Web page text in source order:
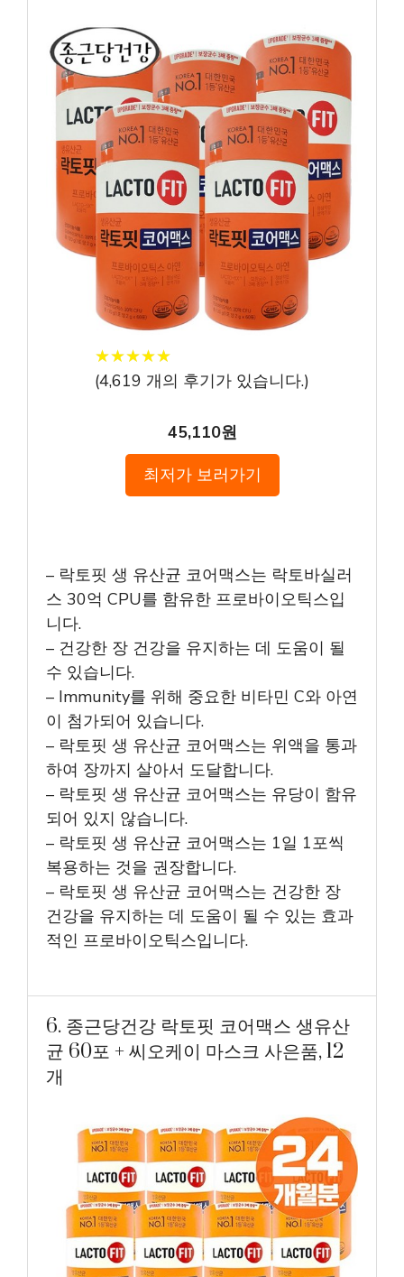
★★★★★
★★★★★
(4,619 개의 후기가 있습니다.)
45,110원
최저가 보러가기
– 락토핏 생 유산균 코어맥스는 락토바실러
스 30억 CPU를 함유한 프로바이오틱스입
니다.
– 건강한 장 건강을 유지하는 데 도움이 될
수 있습니다.
– Immunity를 위해 중요한 비타민 C와 아연
이 첨가되어 있습니다.
– 락토핏 생 유산균 코어맥스는 위액을 통과
하여 장까지 살아서 도달합니다.
– 락토핏 생 유산균 코어맥스는 유당이 함유
되어 있지 않습니다.
– 락토핏 생 유산균 코어맥스는 1일 1포씩
복용하는 것을 권장합니다.
– 락토핏 생 유산균 코어맥스는 건강한 장
건강을 유지하는 데 도움이 될 수 있는 효과
적인 프로바이오틱스입니다.
6. 종근당건강 락토핏 코어맥스 생유산
균 60포 + 씨오케이 마스크 사은품, 12
개